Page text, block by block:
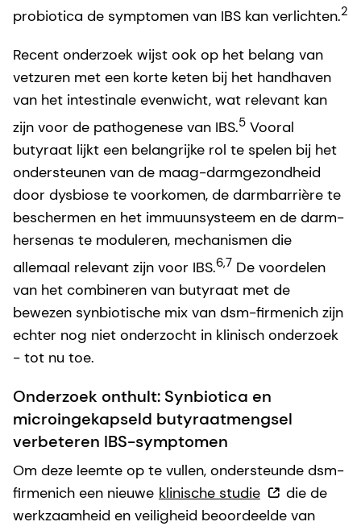
probiotica de symptomen van IBS kan verlichten.2
Recent onderzoek wijst ook op het belang van
vetzuren met een korte keten bij het handhaven
van het intestinale evenwicht, wat relevant kan
zijn voor de pathogenese van IBS.5 Vooral
butyraat lijkt een belangrijke rol te spelen bij het
ondersteunen van de maag-darmgezondheid
door dysbiose te voorkomen, de darmbarrière te
beschermen en het immuunsysteem en de darm-
hersenas te moduleren, mechanismen die
allemaal relevant zijn voor IBS.6,7 De voordelen
van het combineren van butyraat met de
bewezen synbiotische mix van dsm-firmenich zijn
echter nog niet onderzocht in klinisch onderzoek
- tot nu toe.
Onderzoek onthult: Synbiotica en
microingekapseld butyraatmengsel
verbeteren IBS-symptomen
Om deze leemte op te vullen, ondersteunde dsm-
firmenich een nieuwe klinische studie
die de
werkzaamheid en veiligheid beoordeelde van